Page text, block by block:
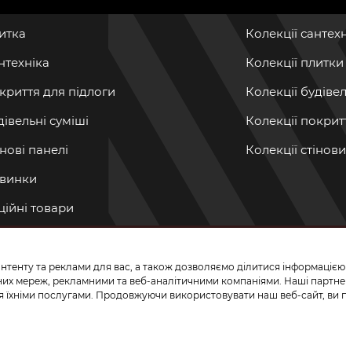
для підлоги
суміші
панелі
товари
Колекції
Колекції плитки
Колекції
Колекції
Колекції
ПРИЄДНУЙТЕСЬ
та реклами для вас, а також дозволяємо ділитися
мереж, рекламними та веб-аналітичними компаніями. Наші
їхніми послугами. Продовжуючи використовувати наш веб-сайт,